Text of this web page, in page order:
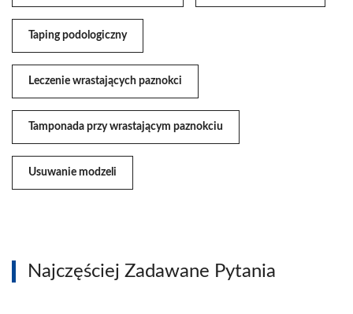
Taping podologiczny
Leczenie wrastających paznokci
Tamponada przy wrastającym paznokciu
Usuwanie modzeli
Najczęściej Zadawane Pytania